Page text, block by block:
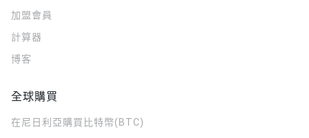
加盟會員
計算器
博客
全球購買
在尼日利亞購買比特幣(BTC)